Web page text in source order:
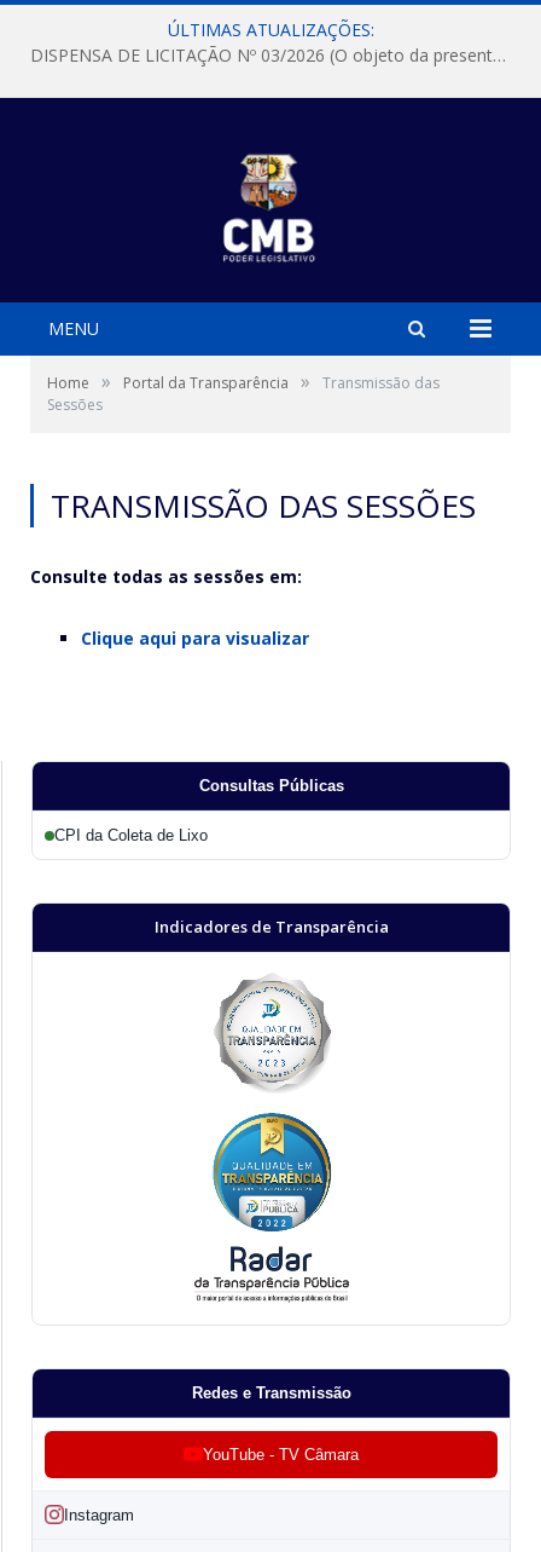
ÚLTIMAS ATUALIZAÇÕES:
DISPENSA DE LICITAÇÃO Nº 03/2026 (O objeto da presente dispensa é a escolha da proposta mais vantajosa para a aquisição, de aparelhos de ar condicionado, tipo Split, com material de instalação e fogão industrial, conforme condições, quantidades e exigências estabelecidas no termo de referencia e neste aviso de contratação direta e seus anexos)
MENU
Home » Portal da Transparência »
Transmissão das
Sessões
TRANSMISSÃO DAS SESSÕES
Consulte todas as sessões em:
Clique aqui para visualizar
Consultas Públicas
CPI da Coleta de Lixo
Indicadores de Transparência
Redes e Transmissão
YouTube - TV Câmara
Instagram